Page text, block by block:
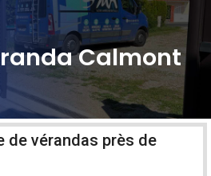
Calmont
de vérandas près de